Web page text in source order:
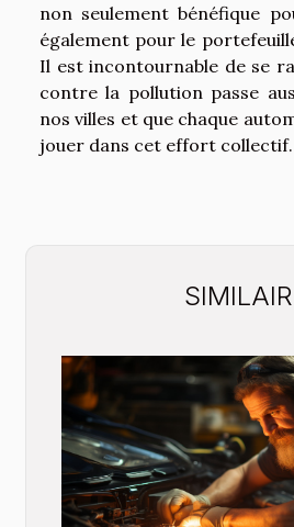
non seulement bénéfique
également pour le
Il est incontournable de se
contre la pollution passe
nos villes et que chaque
jouer dans cet effort collectif.